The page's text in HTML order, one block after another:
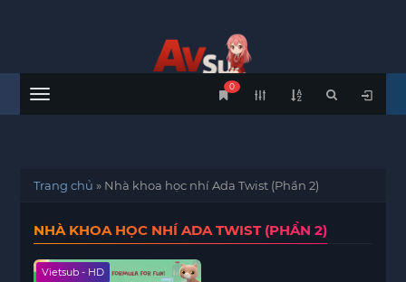
Menu
0
Trang chủ » Nhà khoa học nhí Ada Twist (Phần 2)
NHÀ KHOA HỌC NHÍ ADA TWIST (PHẦN 2)
Vietsub - HD